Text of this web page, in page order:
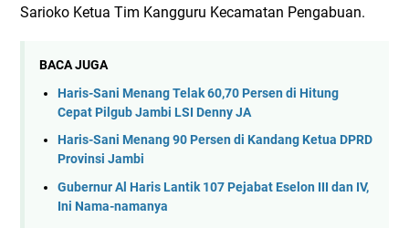
Sarioko Ketua Tim Kangguru Kecamatan Pengabuan.
BACA JUGA
Haris-Sani Menang Telak 60,70 Persen di Hitung
Cepat Pilgub Jambi LSI Denny JA
Haris-Sani Menang 90 Persen di Kandang Ketua DPRD
Provinsi Jambi
Gubernur Al Haris Lantik 107 Pejabat Eselon III dan IV,
Ini Nama-namanya